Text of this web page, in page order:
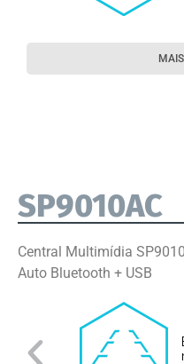
SP9010AC
Central Multimídia
Auto Bluetooth + USB